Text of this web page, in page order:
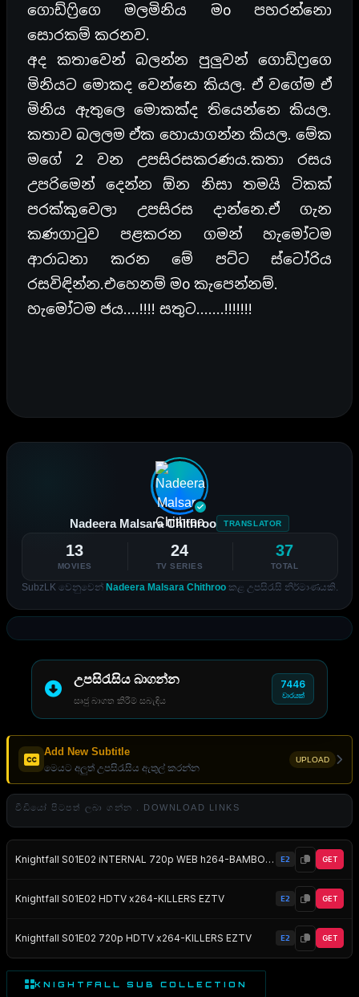
ගොඩ්ෆ්‍රිගෙ මලමිනිය මo පහරන්නො
සොරකම් කරනව.
අද කතාවෙන් බලන්න පුලුවන් ගොඩ්ෆ්‍රගෙ
මිනියට මොකද වෙන්නෙ කියල. ඒ වගේම ඒ
මිනිය ඇතුලෙ මොකක්ද තියෙන්නෙ කියල.
කතාව බලලම ඒක හොයාගන්න කියල. මේක
මගේ 2 වන උපසිරසකරණය.කතා රසය
උපරිමෙන් දෙන්න ඕන නිසා තමයි ටිකක්
පරක්කුවෙලා උපසිරස දාන්නෙ.ඒ ගැන
කණගාටුව පළකරන ගමන් හැමෝටම
ආරාධනා කරන මේ පට්ට ස්ටෝරිය
රසවිඳින්න.එහෙනම් මo කැපෙන්නම්.
හැමෝටම ජය….!!!! සතුට…….!!!!!!!
Nadeera Malsara Chithroo TRANSLATOR
13
MOVIES
24
TV SERIES
37
TOTAL
SubzLK වෙනුවෙන් Nadeera Malsara Chithrooකළ උපසිරැසි නිර්මාණයකි.
උපසිරැසිය බාගන්න
සෘජු බාගත කිරීම් සබැඳිය
7446
වාරයක්
Add New Subtitle
මෙයට අලුත් උපසිරැසිය ඇතුල් කරන්න
UPLOAD
වීඩියෝ පිටපත් ලබා ගන්න . DOWNLOAD LINKS
Knightfall S01E02 iNTERNAL 720p WEB h264-BAMBOOZLE EZTV E2 GET
Knightfall S01E02 HDTV x264-KILLERS EZTV E2 GET
Knightfall S01E02 720p HDTV x264-KILLERS EZTV E2 GET
KNIGHTFALL SUB COLLECTION